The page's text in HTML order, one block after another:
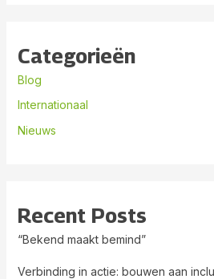
Categorieën
Blog
Internationaal
Nieuws
Recent Posts
“Bekend maakt bemind”
Verbinding in actie: bouwen aan